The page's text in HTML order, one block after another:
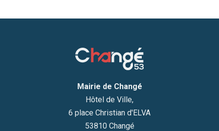
Mairie de Changé
Hôtel de Ville,
6 place Christian d'ELVA
53810 Changé